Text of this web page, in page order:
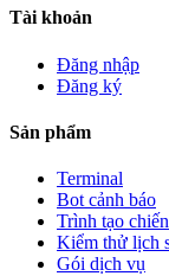
Tài khoản
Đăng nhập
Đăng ký
Sản phẩm
Terminal
Bot cảnh báo
Trình tạo
Kiểm thử lịch
Gói dịch vụ